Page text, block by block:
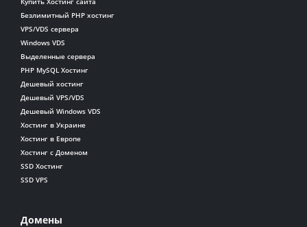
Безлимитный PHP хостинг
VPS/VDS сервера
Windows VDS
Выделенные сервера
PHP MySQL Хостинг
Дешевый хостинг
Дешевый VPS/VDS
Дешевый Windows VDS
Хостинг в Украине
Хостинг в Европе
Хостинг с Доменом
SSD Хостинг
SSD VPS
Домены